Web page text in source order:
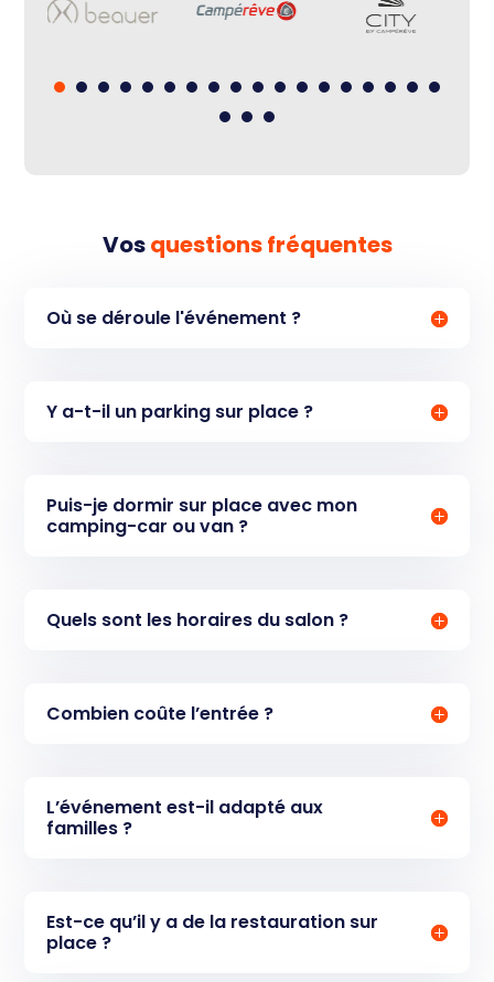
Vosquestions fréquentes
Où se déroule l'événement ?
Y a-t-il un parking sur place ?
Puis-je dormir sur place avec mon
camping-car ou van ?
Quels sont les horaires du salon ?
Combien coûte l’entrée ?
L’événement est-il adapté aux
familles ?
Est-ce qu’il y a de la restauration sur
place ?